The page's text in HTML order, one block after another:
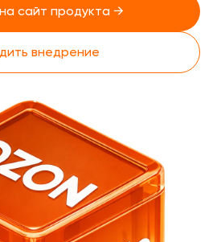
сайт продукта →
внедрение